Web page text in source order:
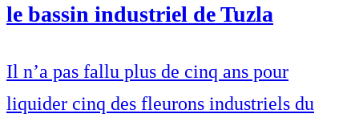
le bassin industriel de Tuzla
Il n’a pas fallu plus de cinq ans pour
liquider cinq des fleurons industriels du